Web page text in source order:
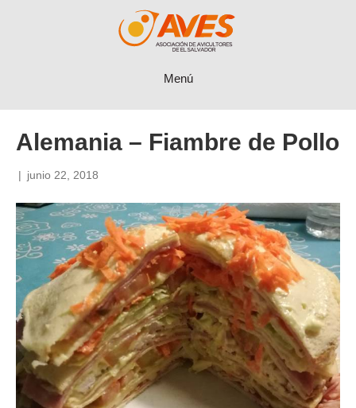
Menú
Alemania – Fiambre de Pollo
| junio 22, 2018